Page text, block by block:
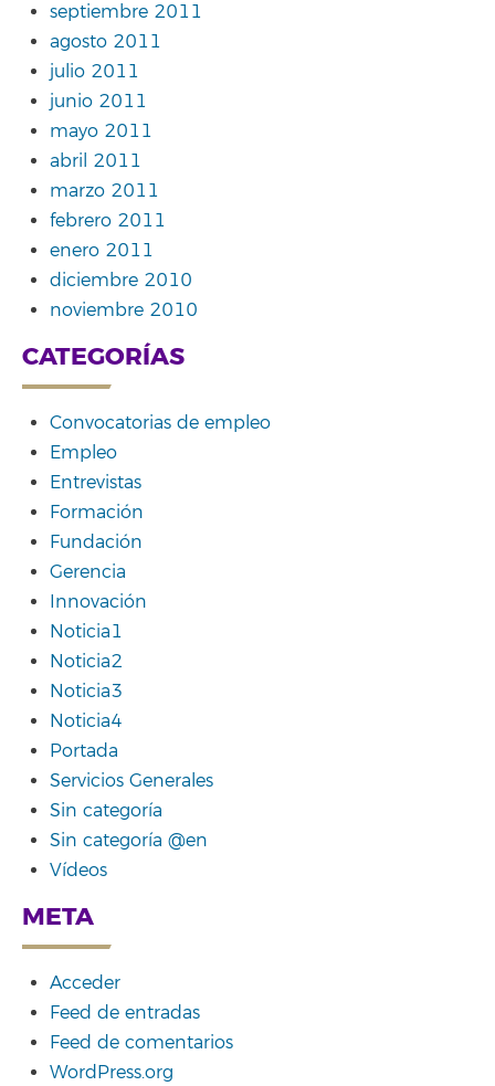
septiembre 2011
agosto 2011
julio 2011
junio 2011
mayo 2011
abril 2011
marzo 2011
febrero 2011
enero 2011
diciembre 2010
noviembre 2010
CATEGORÍAS
Convocatorias de empleo
Empleo
Entrevistas
Formación
Fundación
Gerencia
Innovación
Noticia1
Noticia2
Noticia3
Noticia4
Portada
Servicios Generales
Sin categoría
Sin categoría @en
Vídeos
META
Acceder
Feed de entradas
Feed de comentarios
WordPress.org